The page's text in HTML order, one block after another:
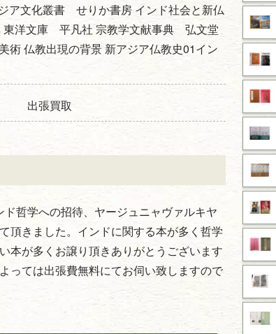
ア文化叢書 せりか書房 インド社会と新仏
洋文庫 平凡社 宗教学文献事典 弘文堂
仏教出現の背景 新アジア仏教史01イン
出張買取
哲学への招待、ヤージュニャヴァルキヤ
頂きました。インドに関する本が多く哲学
本が多くお譲り頂きありがとうございます
っては出張費無料にてお伺い致しますので